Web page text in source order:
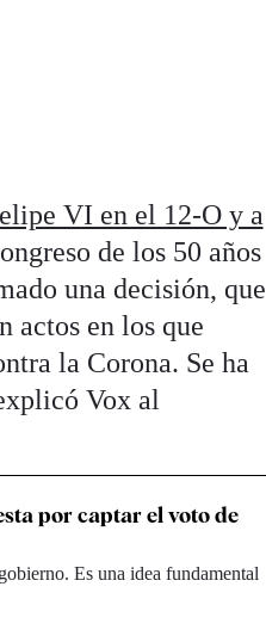
VI en el 12-O y a
de los 50 años
una decisión, que
actos en los que
la Corona. Se ha
Vox al
por captar el voto de
Es una idea fundamental